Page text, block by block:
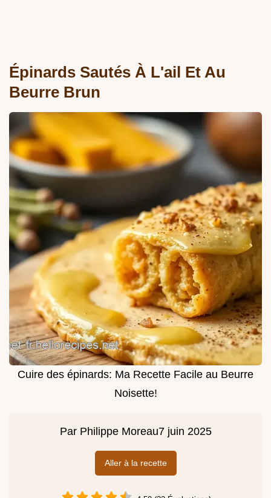
Épinards Sautés À L'ail Et Au
Beurre Brun
Cuire des épinards: Ma Recette Facile au Beurre
Noisette!
Par Philippe Moreau7 juin 2025
Aller à la recette